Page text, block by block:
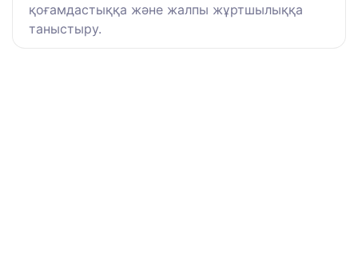
қоғамдастыққа және жалпы жұртшылыққа
таныстыру.